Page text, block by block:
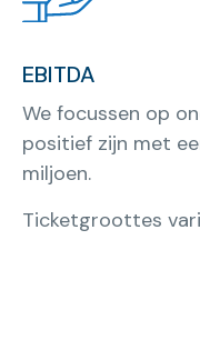
EBITDA
We focussen op
positief zijn met
miljoen.
Ticketgroottes